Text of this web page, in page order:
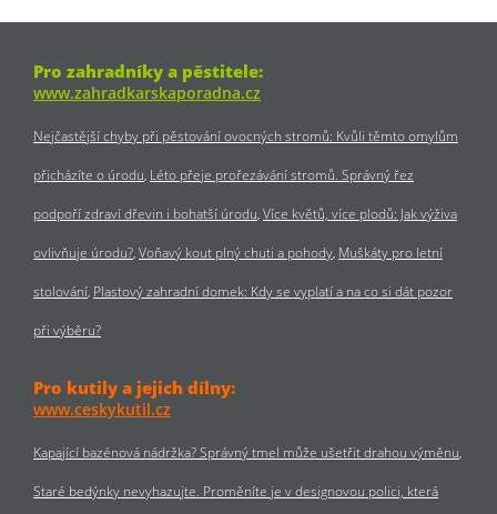
Pro zahradníky a pěstitele:
www.zahradkarskaporadna.cz
Nejčastější chyby při pěstování ovocných stromů: Kvůli těmto omylům
přicházíte o úrodu Léto přeje prořezávání stromů. Správný řez
podpoří zdraví dřevin i bohatší úrodu Více květů, více plodů: Jak výživa
ovlivňuje úrodu? Voňavý kout plný chuti a pohody Muškáty pro letní
stolování Plastový zahradní domek: Kdy se vyplatí a na co si dát pozor
při výběru?
Pro kutily a jejich dílny:
www.ceskykutil.cz
Kapající bazénová nádržka? Správný tmel může ušetřit drahou výměnu
Staré bedýnky nevyhazujte. Proměníte je v designovou polici, která